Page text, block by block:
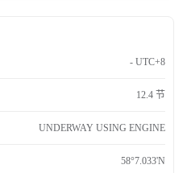
- UTC+8
12.4 节
UNDERWAY USING ENGINE
58°7.033'N